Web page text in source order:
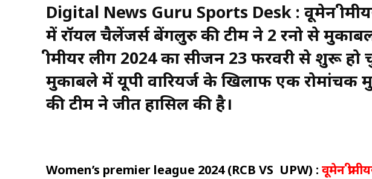
Digital News Guru Sports Desk : वूमेन
में रॉयल चैलेंजर्स बेंगलुरु की टीम ने 2 रनो से
प्रीमीयर लीग 2024 का सीजन 23 फरवरी से शुरू
मुकाबले में यूपी वारियर्ज के खिलाफ एक
की टीम ने जीत हासिल की है।
Women’s premier league 2024 (RCB VS UPW) : वूमेन